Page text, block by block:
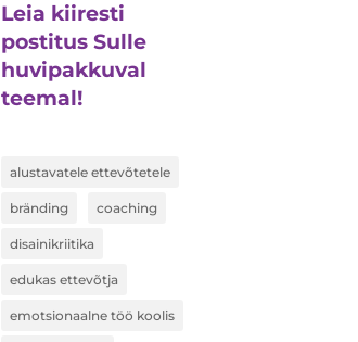
Leia kiiresti
postitus Sulle
huvipakkuval
teemal!
alustavatele ettevõtetele
bränding coaching
disainikriitika
edukas ettevõtja
emotsionaalne töö koolis